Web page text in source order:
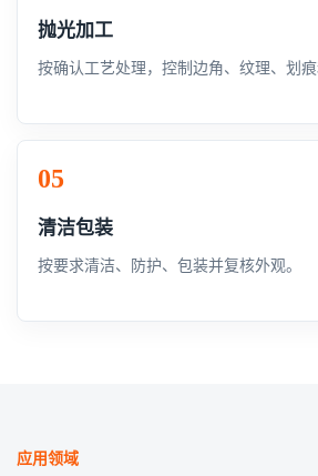
抛光加工
按确认工艺处理，控制边角、纹理、划痕
清洁包装
按要求清洁、防护、包装并复核外观。
应用领域